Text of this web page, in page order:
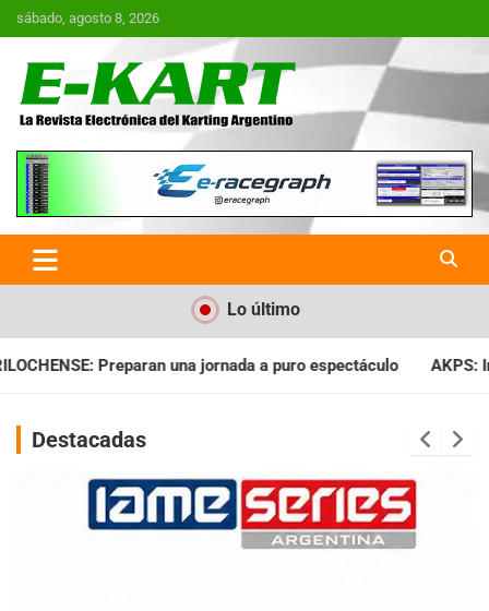
Saltar
al
sábado, agosto 8, 2026
E-Kart.com.ar | La Revista
Electrónica del Karting en
Argentina
Lo último
a puro espectáculo AKPS: Intervino la IGJ y oficializó el
Destacadas